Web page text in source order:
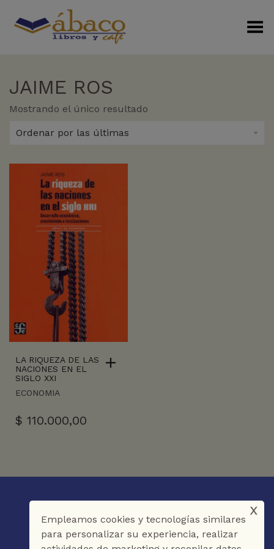
Menú Alterno
JAIME ROS
Mostrando el único resultado
Ordenar por las últimas
LA RIQUEZA DE LAS
NACIONES EN EL
SIGLO XXI
ECONOMIA
$ 110.000,00
Empleamos cookies y tecnologías similares
para personalizar su experiencia, realizar
x